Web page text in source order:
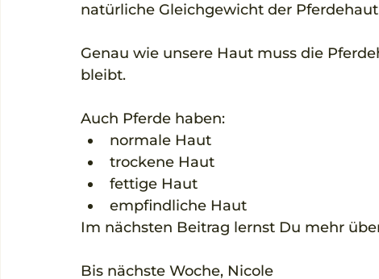
natürliche Gleichgewicht der
Genau wie unsere Haut muss die
bleibt.
Auch Pferde haben:
normale Haut
trockene Haut
fettige Haut
empfindliche Haut
Im nächsten Beitrag lernst Du mehr
Bis nächste Woche, Nicole